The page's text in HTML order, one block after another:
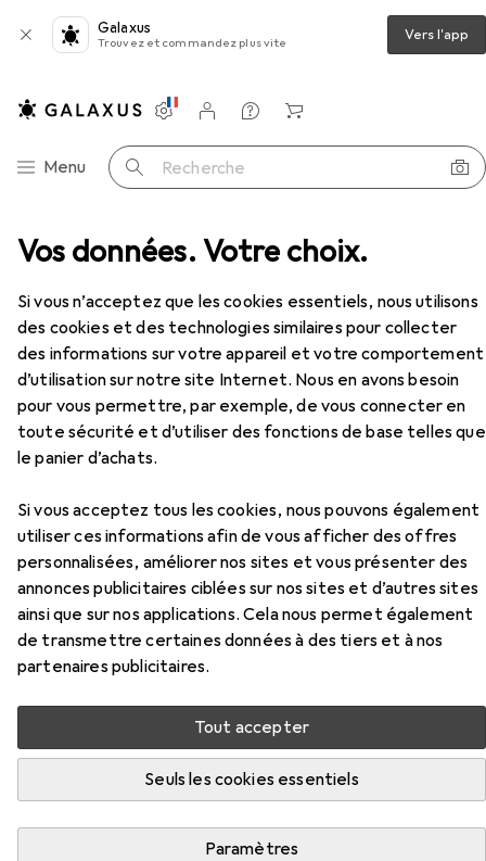
Vos données. Votre choix.
Si vous n’acceptez que les cookies essentiels, nous utilisons
des cookies et des technologies similaires pour collecter
des informations sur votre appareil et votre comportement
d’utilisation sur notre site Internet. Nous en avons besoin
pour vous permettre, par exemple, de vous connecter en
toute sécurité et d’utiliser des fonctions de base telles que
le panier d’achats.
Si vous acceptez tous les cookies, nous pouvons également
utiliser ces informations afin de vous afficher des offres
personnalisées, améliorer nos sites et vous présenter des
annonces publicitaires ciblées sur nos sites et d’autres sites
ainsi que sur nos applications. Cela nous permet également
de transmettre certaines données à des tiers et à nos
partenaires publicitaires.
Tout accepter
Seuls les cookies essentiels
Paramètres
Galaxus
Trouvez et commandez plus vite Vers l'app
Navigation par catégorie
Menu Recherche
Paramètres
Compte client
Listes de comparaison
Listes d'envies
Panier
Maquette de voiture Bburago R&P LaFerrari
EUR
22,41
Bburago
R&P LaFerrari
Accessoires pour Bburago R&P
LaFerrari
Ici, vous trouverez des accessoires compatibles avec le
produit Bburago R&P LaFerrari de la catégorie Batteries
+ piles.
Pertinence
Liste des produits
EUR